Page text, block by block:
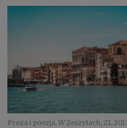
Proza i poezja, W Zeszytach, ZL